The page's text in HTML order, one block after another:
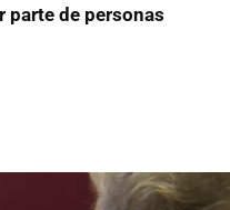
parte de personas